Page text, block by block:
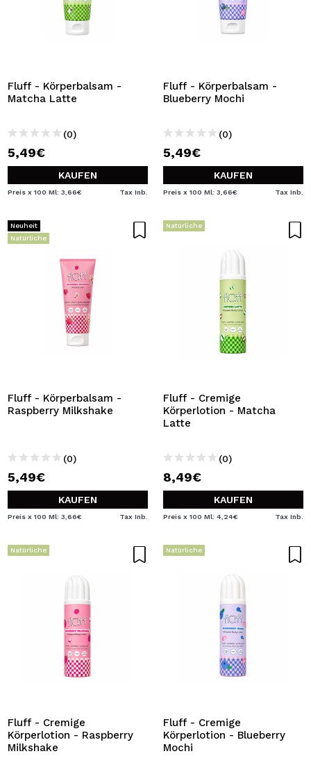
Fluff - Körperbalsam -
Matcha Latte
(0)
5,49€
KAUFEN
Preis x 100 Ml: 3,66€ Tax Inb.
Fluff - Körperbalsam -
Blueberry Mochi
(0)
5,49€
KAUFEN
Preis x 100 Ml: 3,66€ Tax Inb.
Neuheit
Natürliche
Fluff - Körperbalsam -
Raspberry Milkshake
(0)
5,49€
KAUFEN
Preis x 100 Ml: 3,66€ Tax Inb.
Natürliche
Fluff - Cremige
Körperlotion - Matcha
Latte
(0)
8,49€
KAUFEN
Preis x 100 Ml: 4,24€ Tax Inb.
Natürliche
Fluff - Cremige
Körperlotion - Raspberry
Milkshake
Natürliche
Fluff - Cremige
Körperlotion - Blueberry
Mochi